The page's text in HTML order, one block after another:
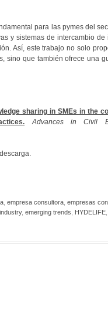
para las pymes del
y sistemas de intercambio
Así, este trabajo no solo
sino que también ofrece una
sharing in SMEs in the
Advances in Civil
, empresa consultora, empresas
, emerging trends HYDELIFE,